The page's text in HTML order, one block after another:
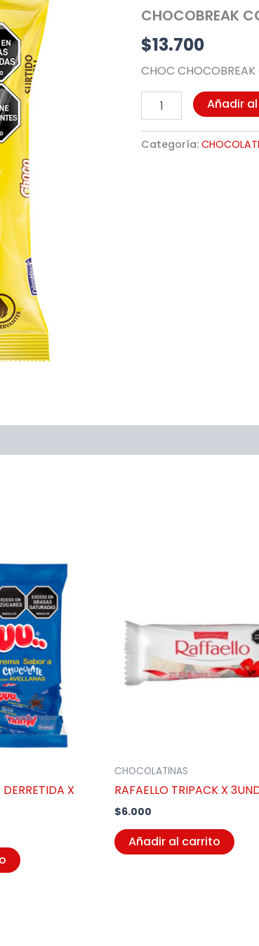
CHOCOBREAK
$13.700
CHOC
50UND
(2069)
cantidad
Añadir
Categoría:
X
CHOCOLATINAS
RAFAELLO TRIPACK X
$6.000
Añadir al carrito